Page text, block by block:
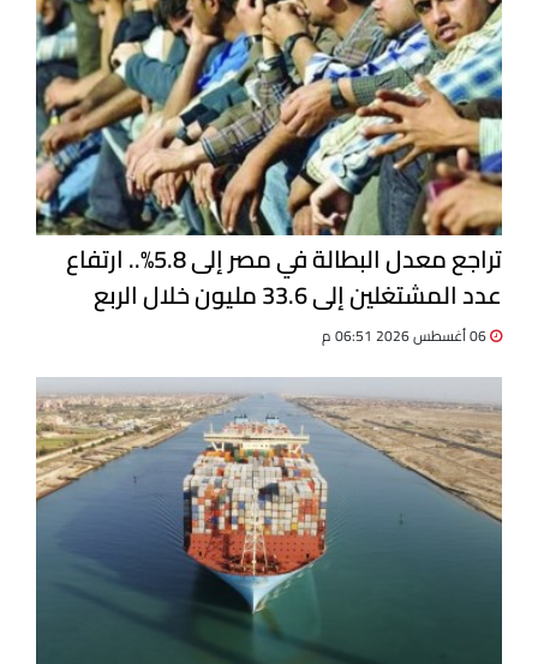
تراجع معدل البطالة في مصر إلى 5.8%.. ارتفاع
عدد المشتغلين إلى 33.6 مليون خلال الربع
الثاني 2026